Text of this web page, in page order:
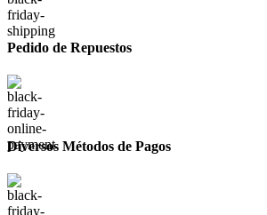
Pedido de Repuestos
Diversos Métodos de Pagos